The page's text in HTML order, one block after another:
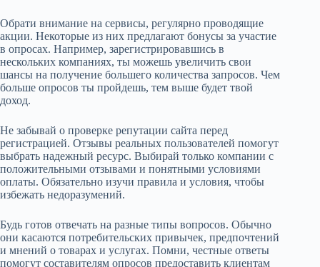
Обрати внимание на сервисы, регулярно проводящие
акции. Некоторые из них предлагают бонусы за участие
в опросах. Например, зарегистрировавшись в
нескольких компаниях, ты можешь увеличить свои
шансы на получение большего количества запросов. Чем
больше опросов ты пройдешь, тем выше будет твой
доход.
Не забывай о проверке репутации сайта перед
регистрацией. Отзывы реальных пользователей помогут
выбрать надежный ресурс. Выбирай только компании с
положительными отзывами и понятными условиями
оплаты. Обязательно изучи правила и условия, чтобы
избежать недоразумений.
Будь готов отвечать на разные типы вопросов. Обычно
они касаются потребительских привычек, предпочтений
и мнений о товарах и услугах. Помни, честные ответы
помогут составителям опросов предоставить клиентам